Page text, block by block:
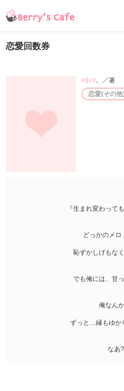
恋愛回数券
恋愛(その他)
ﾊﾗｨｿ。 ／著
『生まれ変わって
どっかのメ
恥ずかしげもな
でも俺には、甘
俺なん
ずっと…縁もゆか
なあ